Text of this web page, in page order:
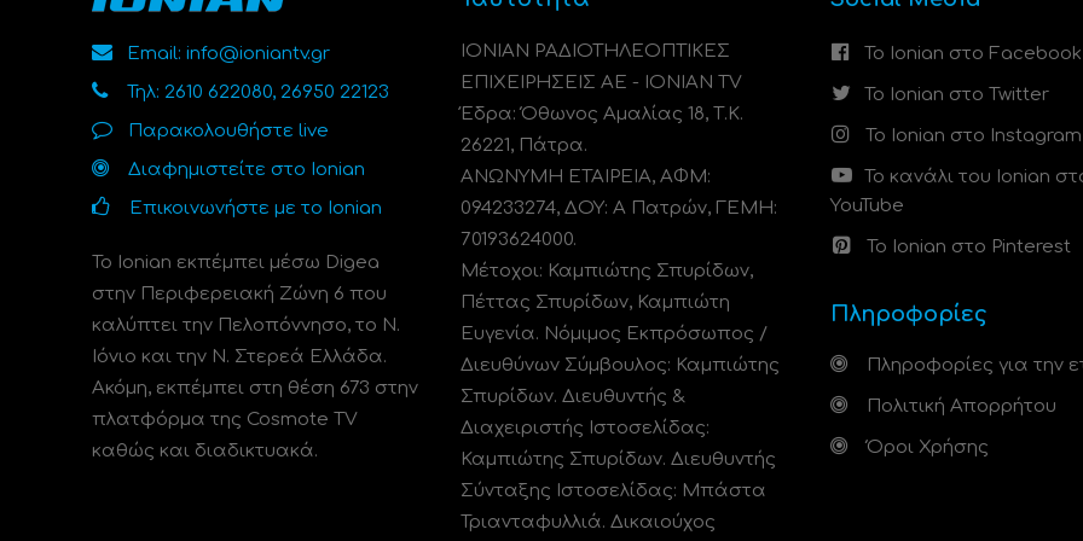
Email: info@ioniantv.gr
Τηλ: 2610 622080, 26950 22123
Παρακολουθήστε live
Διαφημιστείτε στο Ionian
Επικοινωνήστε με το Ionian
Το Ionian εκπέμπει μέσω Digea
στην Περιφερειακή Ζώνη 6 που
καλύπτει την Πελοπόννησο, το N.
Ιόνιο και την Ν. Στερεά Ελλάδα.
Ακόμη, εκπέμπει στη θέση 673 στην
πλατφόρμα της Cosmote TV
καθώς και διαδικτυακά.
ΙΟΝΙΑΝ ΡΑΔΙΟΤΗΛΕΟΠΤΙΚΕΣ
ΕΠΙΧΕΙΡΗΣΕΙΣ ΑΕ - IONIAN TV
Έδρα: Όθωνος Αμαλίας 18, Τ.Κ.
26221, Πάτρα.
ΑΝΩΝΥΜΗ ΕΤΑΙΡΕΙΑ, ΑΦΜ:
094233274, ΔΟΥ: A Πατρών, ΓΕΜΗ:
70193624000.
Μέτοχοι: Καμπιώτης Σπυρίδων,
Πέττας Σπυρίδων, Καμπιώτη
Ευγενία. Νόμιμος Εκπρόσωπος /
Διευθύνων Σύμβουλος: Καμπιώτης
Σπυρίδων. Διευθυντής &
Διαχειριστής Ιστοσελίδας:
Καμπιώτης Σπυρίδων. Διευθυντής
Σύνταξης Ιστοσελίδας: Μπάστα
Τριανταφυλλιά. Δικαιούχος
Το Ionian στο Facebook
Το Ionian στο Twitter
Το Ionian στο Instagram
Το κανάλι του Ionian
YouTube
Το Ionian στο Pinterest
Πληροφορίες
Πληροφορίες για την
Πολιτική Απορρήτου
Όροι Χρήσης